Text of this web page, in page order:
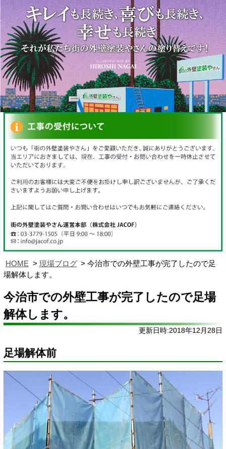
HOME 現場ブログ
今治市での外壁工事が完了したので足
場解体します。
今治市での外壁工事が完了したので足場
解体します。
更新日時:2018年12月28日
足場解体前